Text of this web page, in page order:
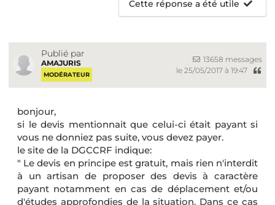
Cette réponse a été utile
Publié par
AMAJURIS
MODÉRATEUR
13658 messages
le 25/05/2017 à 19:47
bonjour,
si le devis mentionnait que celui-ci était payant si
vous ne donniez pas suite, vous devez payer.
le site de la DGCCRF indique:
" Le devis en principe est gratuit, mais rien n'interdit
à un artisan de proposer des devis à caractère
payant notamment en cas de déplacement et/ou
d'études approfondies de la situation. Dans ce cas